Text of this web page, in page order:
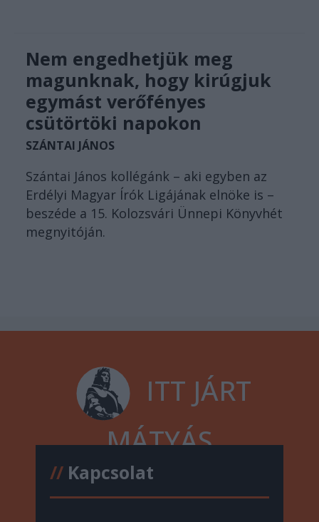
Nem engedhetjük meg
magunknak, hogy kirúgjuk
egymást verőfényes
csütörtöki napokon
SZÁNTAI JÁNOS
Szántai János kollégánk – aki egyben az
Erdélyi Magyar Írók Ligájának elnöke is –
beszéde a 15. Kolozsvári Ünnepi Könyvhét
megnyitóján.
ITT JÁRT
MÁTYÁS
//Kapcsolat